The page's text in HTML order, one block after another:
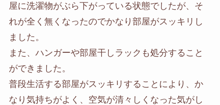
屋に洗濯物がぶら下がっている状態でしたが、そ
れが全く無くなったのでかなり部屋がスッキリし
ました。
また、ハンガーや部屋干しラックも処分すること
ができました。
普段生活する部屋がスッキリすることにより、か
なり気持ちがよく、空気が清々しくなった気がし